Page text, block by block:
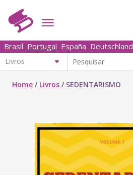
Brasil Portugal España Deutschland
Home / Livros / SEDENTARISMO